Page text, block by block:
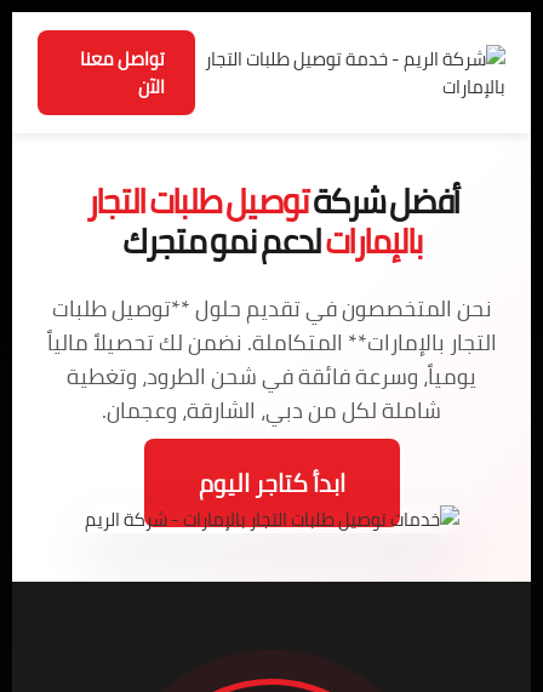
تواصل معنا
الآن
أفضل شركةتوصيل طلبات التجار
بالإماراتلدعم نمو متجرك
نحن المتخصصون في تقديم حلول **توصيل طلبات
التجار بالإمارات** المتكاملة. نضمن لك تحصيلاً مالياً
يومياً، وسرعة فائقة في شحن الطرود، وتغطية
شاملة لكل من دبي، الشارقة، وعجمان.
ابدأ كتاجر اليوم